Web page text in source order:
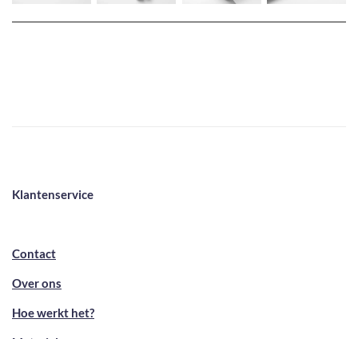
Klantenservice
Contact
Over ons
Hoe werkt het?